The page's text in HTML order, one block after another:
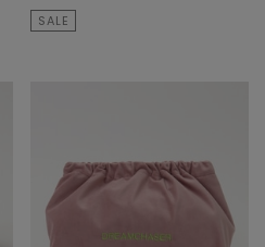
SALE